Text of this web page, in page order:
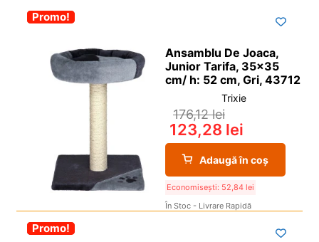
-30%
Promo!
Ansamblu De Joaca,
Junior Tarifa, 35×35
cm/ h: 52 cm, Gri, 43712
Trixie
176,12lei
123,28 lei
Adaugă în coș
Economisești: 52,84 lei
În Stoc - Livrare Rapidă
-30%
Promo!